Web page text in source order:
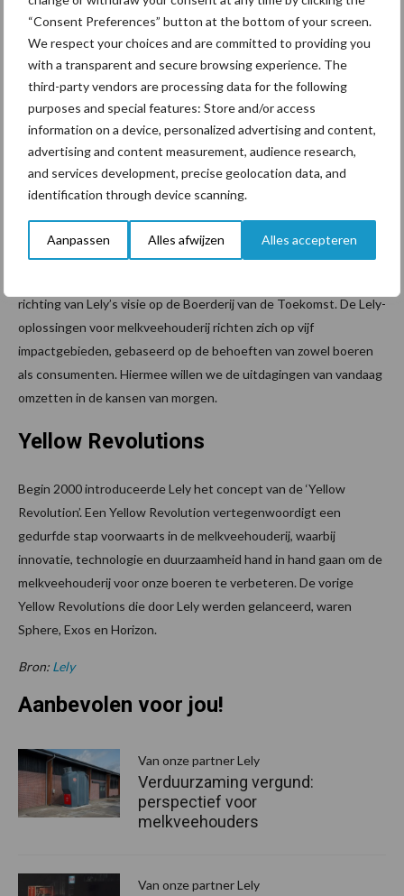
“Consent Preferences” button at the bottom of your screen.
We respect your choices and are committed to providing you
with a transparent and secure browsing experience. The
third-party vendors are processing data for the following
purposes and special features: Store and/or access
information on a device, personalized advertising and content,
advertising and content measurement, audience research,
and services development, precise geolocation data, and
identification through device scanning.
Aanpassen Alles afwijzen Alles accepteren
Werken aan de Boerderij van de
Toekomst
richting van Lely’s visie op de Boerderij van de Toekomst. De Lely-
oplossingen voor melkveehouderij richten zich op vijf
impactgebieden, gebaseerd op de behoeften van zowel boeren
als consumenten. Hiermee willen we de uitdagingen van vandaag
omzetten in de kansen van morgen.
Yellow Revolutions
Begin 2000 introduceerde Lely het concept van de ‘Yellow
Revolution’. Een Yellow Revolution vertegenwoordigt een
gedurfde stap voorwaarts in de melkveehouderij, waarbij
innovatie, technologie en duurzaamheid hand in hand gaan om de
melkveehouderij voor onze boeren te verbeteren. De vorige
Yellow Revolutions die door Lely werden gelanceerd, waren
Sphere, Exos en Horizon.
Bron: Lely
Aanbevolen voor jou!
Van onze partner Lely
Verduurzaming vergund:
perspectief voor
melkveehouders
Van onze partner Lely